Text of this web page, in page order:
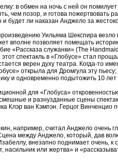
в обмен на ночь с ней он
чем позор, и готова пожертвовать
будет ли наказан Анджело за
Уильяма Шекспира везло
вполне позволяет помещать
«Рассказа служанки» (The
спектакль в «Глобусе» стал
верен духу театра. Когда-то
открыла для Дромгула эту пьесу;
и одновременно подытожить 10 лет
для «Глобуса»
и разнузданные сцены
Клэр ван Кэмпэн. Герцог Винченцио
например, считал Анджело очень
между Анджело, который, дав
внезапно поднимает очень, к
насильник или жертва» и